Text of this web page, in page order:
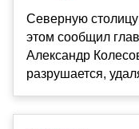
Северную
этом сообщил
Александр
разрушается,